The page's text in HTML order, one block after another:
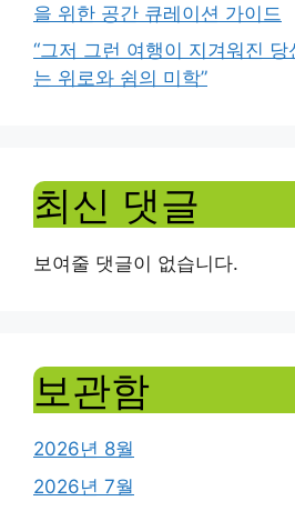
을 위한 공간 큐레이션 가이드
“그저 그런 여행이 지겨워진
는 위로와 쉼의 미학”
최신 댓글
보여줄 댓글이 없습니다.
보관함
2026년 8월
2026년 7월